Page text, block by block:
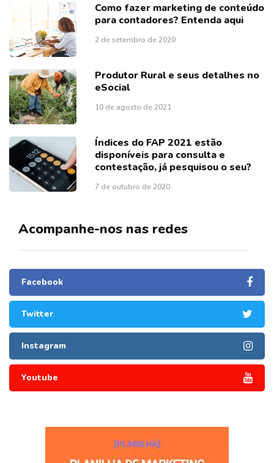
Como fazer marketing de conteúdo
para contadores? Entenda aqui
2 de setembro de 2020
Produtor Rural e seus detalhes no
eSocial
10 de agosto de 2021
Índices do FAP 2021 estão
disponíveis para consulta e
contestação, já pesquisou o seu?
7 de outubro de 2020
Acompanhe-nos nas redes
Facebook
Twitter
Instagram
Youtube